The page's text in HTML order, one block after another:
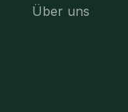
Über uns